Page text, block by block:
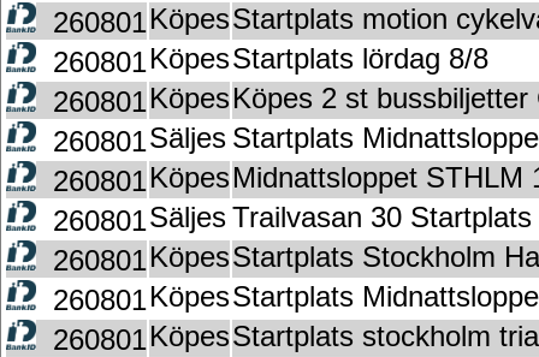
260801KöpesStartplats motion
260801KöpesStartplats lördag 8/8
260801KöpesKöpes 2 st
260801Säljes Startplats
260801KöpesMidnattsloppet STHLM
260801SäljesTrailvasan 30 Startplats
260801KöpesStartplats Stockholm
260801KöpesStartplats
260801KöpesStartplats stockholm